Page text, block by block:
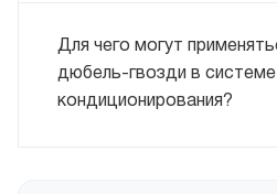
Для чего могут
дюбель-гвозди в системе
кондиционирования?